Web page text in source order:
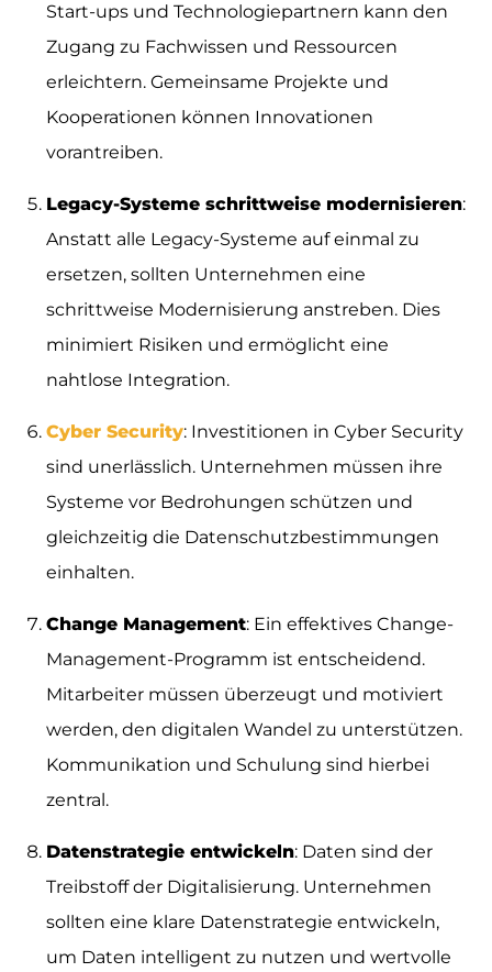
Start-ups und Technologiepartnern kann den
Zugang zu Fachwissen und Ressourcen
erleichtern. Gemeinsame Projekte und
Kooperationen können Innovationen
vorantreiben.
Legacy-Systeme schrittweise modernisieren:
Anstatt alle Legacy-Systeme auf einmal zu
ersetzen, sollten Unternehmen eine
schrittweise Modernisierung anstreben. Dies
minimiert Risiken und ermöglicht eine
nahtlose Integration.
Cyber Security: Investitionen in Cyber Security
sind unerlässlich. Unternehmen müssen ihre
Systeme vor Bedrohungen schützen und
gleichzeitig die Datenschutzbestimmungen
einhalten.
Change Management: Ein effektives Change-
Management-Programm ist entscheidend.
Mitarbeiter müssen überzeugt und motiviert
werden, den digitalen Wandel zu unterstützen.
Kommunikation und Schulung sind hierbei
zentral.
Datenstrategie entwickeln: Daten sind der
Treibstoff der Digitalisierung. Unternehmen
sollten eine klare Datenstrategie entwickeln,
um Daten intelligent zu nutzen und wertvolle